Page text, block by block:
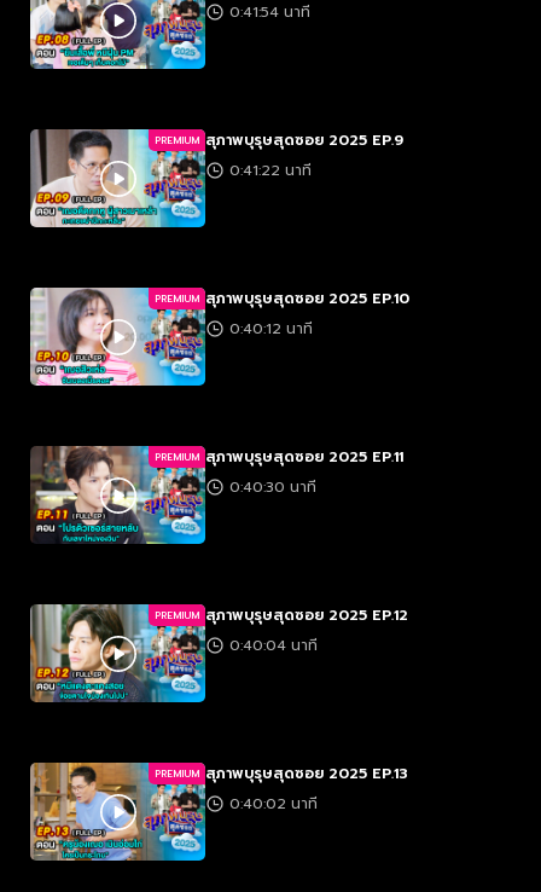
0:41:54 นาที
PREMIUM สุภาพบุรุษสุดซอย 2025 EP.9
0:41:22 นาที
PREMIUM สุภาพบุรุษสุดซอย 2025 EP.10
0:40:12 นาที
PREMIUM สุภาพบุรุษสุดซอย 2025 EP.11
0:40:30 นาที
PREMIUM สุภาพบุรุษสุดซอย 2025 EP.12
0:40:04 นาที
PREMIUM สุภาพบุรุษสุดซอย 2025 EP.13
0:40:02 นาที